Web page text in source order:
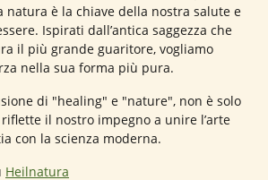
natura è la chiave della nostra salute e
Ispirati dall’antica saggezza che
il più grande guaritore, vogliamo
nella sua forma più pura.
di "healing" e "nature", non è solo
il nostro impegno a unire l’arte
con la scienza moderna.
Heilnatura